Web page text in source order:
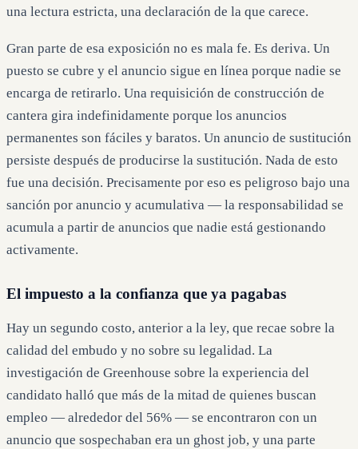
una lectura estricta, una declaración de la que carece.
Gran parte de esa exposición no es mala fe. Es deriva. Un
puesto se cubre y el anuncio sigue en línea porque nadie se
encarga de retirarlo. Una requisición de construcción de
cantera gira indefinidamente porque los anuncios
permanentes son fáciles y baratos. Un anuncio de sustitución
persiste después de producirse la sustitución. Nada de esto
fue una decisión. Precisamente por eso es peligroso bajo una
sanción por anuncio y acumulativa — la responsabilidad se
acumula a partir de anuncios que nadie está gestionando
activamente.
El impuesto a la confianza que ya pagabas
Hay un segundo costo, anterior a la ley, que recae sobre la
calidad del embudo y no sobre su legalidad. La
investigación de Greenhouse sobre la experiencia del
candidato halló que más de la mitad de quienes buscan
empleo — alrededor del 56% — se encontraron con un
anuncio que sospechaban era un ghost job, y una parte